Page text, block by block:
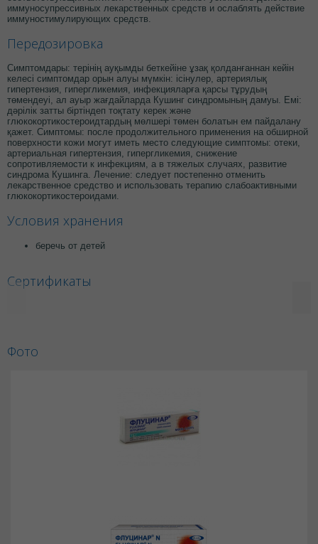
иммуносупрессивных лекарственных средств и ослаблять действие
иммуностимулирующих средств.
Передозировка
Симптомдары: терінің ауқымды беткейіне ұзақ қолданғаннан кейін
келесі симптомдар орын алуы мүмкін: ісінулер, артериялық
гипертензия, гипергликемия, инфекцияларға қарсы тұрудың
төмендеуі, ал ауыр жағдайларда Кушинг синдромының дамуы. Емі:
дәрілік затты біртіндеп тоқтату керек және
глюкокортикостероидтардың мөлшері төмен болатын ем пайдалану
қажет. Симптомы: после продолжительного применения на обширной
поверхности кожи могут иметь место следующие симптомы: отеки,
артериальная гипертензия, гипергликемия, снижение
сопротивляемости к инфекциям, а в тяжелых случаях, развитие
синдрома Кушинга. Лечение: следует постепенно отменить
лекарственное средство и использовать терапию слабоактивными
глюкокортикостероидами.
Условия хранения
беречь от детей
Сертификаты
Фото